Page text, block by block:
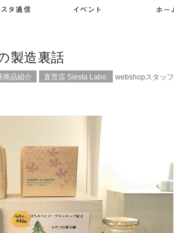
製造裏話
商品紹介 直営店 Siesta Labo. webshopスタッフ